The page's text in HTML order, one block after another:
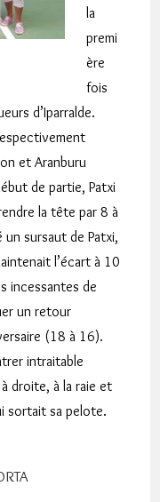
la
premi
ère
fois
d’Iparralde.
et Aranburu
de partie, Patxi
la tête par 8 à
un sursaut de Patxi,
l’écart à 10
incessantes de
un retour
(18 à 16).
intraitable
droite, à la raie et
sortait sa pelote.